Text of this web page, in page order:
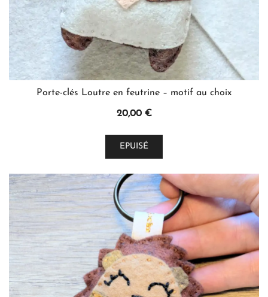
produit
Porte-clés Loutre en feutrine – motif au choix
20,00 €
EPUISÉ
Ce
plusieurs
variations.
Les
options
peuvent
être
choisies
sur